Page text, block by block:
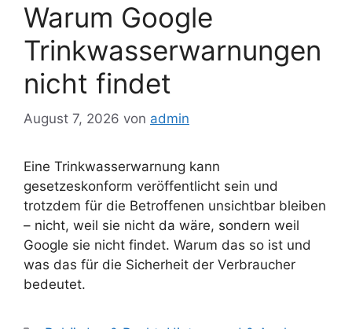
Warum Google
Trinkwasserwarnungen
nicht findet
August 7, 2026 von admin
Eine Trinkwasserwarnung kann
gesetzeskonform veröffentlicht sein und
trotzdem für die Betroffenen unsichtbar bleiben
– nicht, weil sie nicht da wäre, sondern weil
Google sie nicht findet. Warum das so ist und
was das für die Sicherheit der Verbraucher
bedeutet.